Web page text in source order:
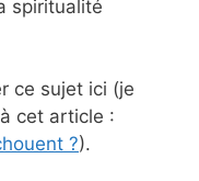
spiritualité
ce sujet ici (je
cet article :
?).